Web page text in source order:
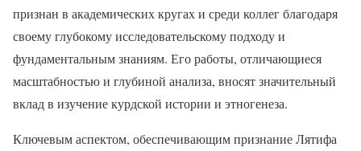
признан в академических кругах и среди коллег благодаря
своему глубокому исследовательскому подходу и
фундаментальным знаниям. Его работы, отличающиеся
масштабностью и глубиной анализа, вносят значительный
вклад в изучение курдской истории и этногенеза.
Ключевым аспектом, обеспечивающим признание Лятифа